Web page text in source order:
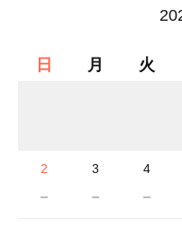
日 月 火
2
－
3
－
4
－